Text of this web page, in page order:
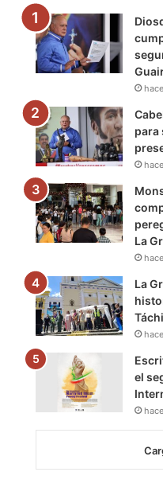
k
para
La
La
el